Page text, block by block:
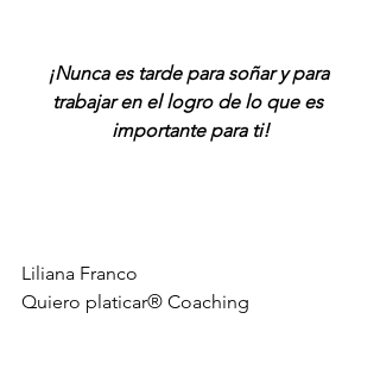
¡Nunca es tarde para soñar y para
trabajar en el logro de lo que es
importante para ti!
Liliana Franco
Quiero platicar® Coaching